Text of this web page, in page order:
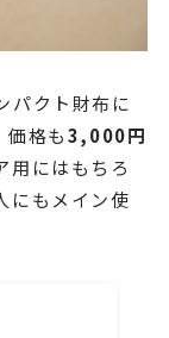
パクト財布に
格も3,000円
用にはもちろ
にもメイン使